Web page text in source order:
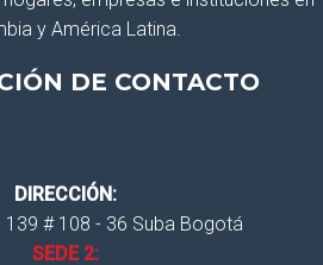
y América Latina.
DE CONTACTO
DIRECCIÓN:
# 108 - 36 Suba Bogotá
SEDE 2: